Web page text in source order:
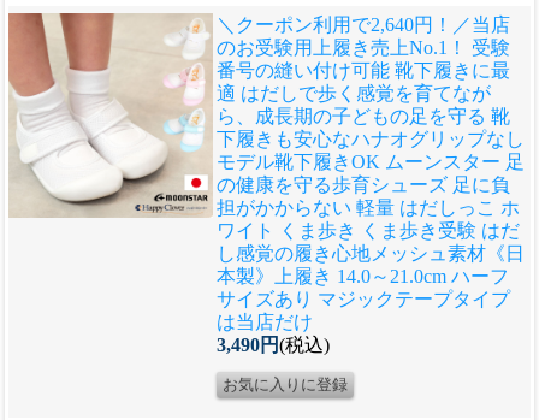
＼クーポン利用で2,640円！／当店
のお受験用上履き売上No.1！ 受験
番号の縫い付け可能 靴下履きに最
適 はだしで歩く感覚を育てなが
ら、成長期の子どもの足を守る 靴
下履きも安心なハナオグリップなし
モデル靴下履きOK ムーンスター 足
の健康を守る歩育シューズ 足に負
担がかからない 軽量 はだしっこ ホ
ワイト くま歩き くま歩き受験 はだ
し感覚の履き心地メッシュ素材《日
本製》上履き 14.0～21.0cm ハーフ
サイズあり マジックテープタイプ
は当店だけ
3,490円(税込)